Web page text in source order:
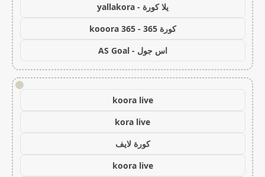
يلا كورة - yallakora
كورة 365 - kooora 365
اس جول - AS Goal
!
koora live
kora live
كورة لايف
koora live